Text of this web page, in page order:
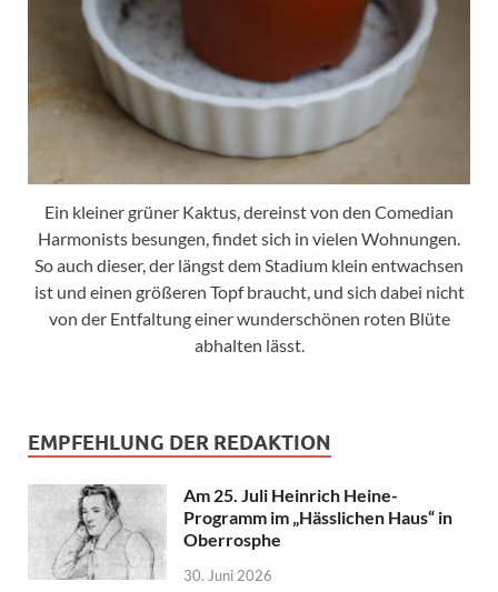
Ein kleiner grüner Kaktus, dereinst von den Comedian
Harmonists besungen, findet sich in vielen Wohnungen.
So auch dieser, der längst dem Stadium klein entwachsen
ist und einen größeren Topf braucht, und sich dabei nicht
von der Entfaltung einer wunderschönen roten Blüte
abhalten lässt.
EMPFEHLUNG DER REDAKTION
Am 25. Juli Heinrich Heine-
Programm im „Hässlichen Haus“ in
Oberrosphe
30. Juni 2026